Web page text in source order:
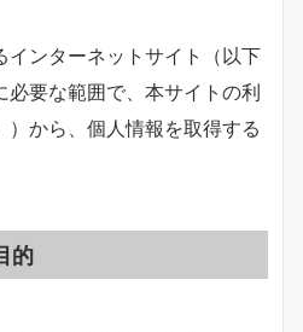
インターネットサイト（以下
必要な範囲で、本サイトの利
）から、個人情報を取得する
的